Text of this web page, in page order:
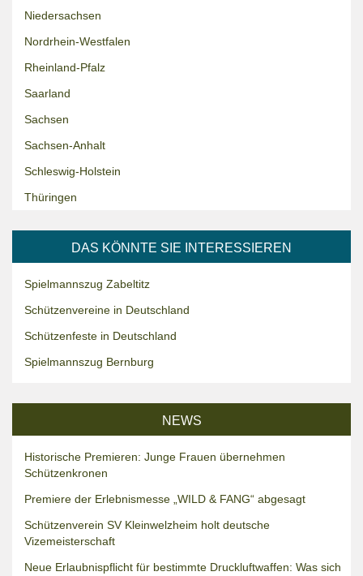
Niedersachsen
Nordrhein-Westfalen
Rheinland-Pfalz
Saarland
Sachsen
Sachsen-Anhalt
Schleswig-Holstein
Thüringen
DAS KÖNNTE SIE INTERESSIEREN
Spielmannszug Zabeltitz
Schützenvereine in Deutschland
Schützenfeste in Deutschland
Spielmannszug Bernburg
NEWS
Historische Premieren: Junge Frauen übernehmen
Schützenkronen
Premiere der Erlebnismesse „WILD & FANG“ abgesagt
Schützenverein SV Kleinwelzheim holt deutsche
Vizemeisterschaft
Neue Erlaubnispflicht für bestimmte Druckluftwaffen: Was sich